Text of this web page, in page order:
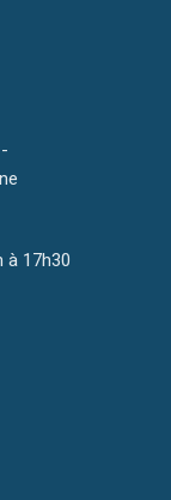
à 17h30